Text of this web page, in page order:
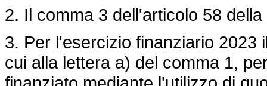
2. Il comma 3 dell'articolo 58 della
3. Per l'esercizio finanziario 2023
cui alla lettera a) del comma 1,